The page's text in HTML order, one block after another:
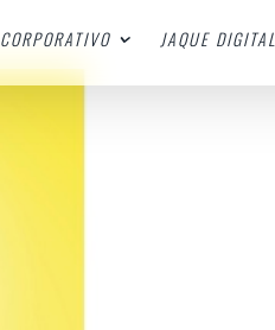
CORPORATIVO JAQUE DIGITAL